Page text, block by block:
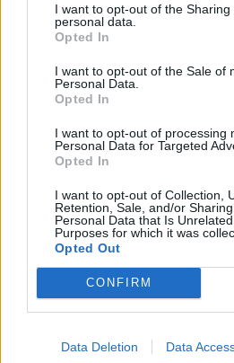
I want to opt-out of the Sharing
personal data.
Opted In
I want to opt-out of the Sale of
Personal Data.
Opted In
I want to opt-out of processing
Personal Data for Targeted
Opted In
I want to opt-out of Collection,
Retention, Sale, and/or
Personal Data that Is
Purposes for which it was
Opted Out
CONFIRM
Data Deletion Data
Βιβλίο
BookTok trends &
διαλόγων: Η viral
τους βιβλιοφάγους
26.05.26
κάποιοι που «τελειώνουν» δεκάδες
διαβάζουν μόνο ό,τι βρίσκεται μέσα
παραλείποντας περιγραφές και ολόκλη